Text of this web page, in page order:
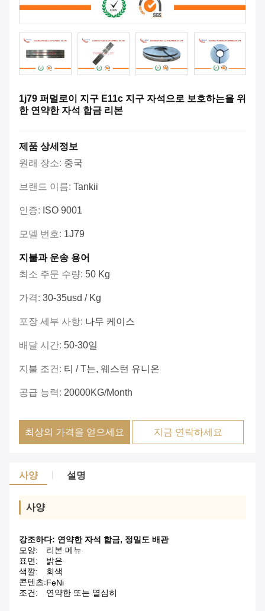
1j79 퍼멀로이 지구 E11c 지구 자석으로 보호하는을 위
한 연약한 자석 합금 리본
제품 상세정보
원래 장소: 중국
브랜드 이름: Tankii
인증: ISO 9001
모델 번호: 1J79
지불과 운송 용어
최소 주문 수량: 50 Kg
가격: 30-35usd / Kg
포장 세부 사항: 나무 케이스
배달 시간: 50-30일
지불 조건: 티 / T는, 웨스턴 유니온
공급 능력: 20000KG/Month
최상의 가격을 얻으세요 지금 연락하세요
사양 설명
사양
강조하다: 연약한 자석 합금, 정밀도 배관
모양:
리본 메뉴
표면:
밝은
색깔:
회색
콘텐츠:FeNi
조건:
연약한 또는 열심히